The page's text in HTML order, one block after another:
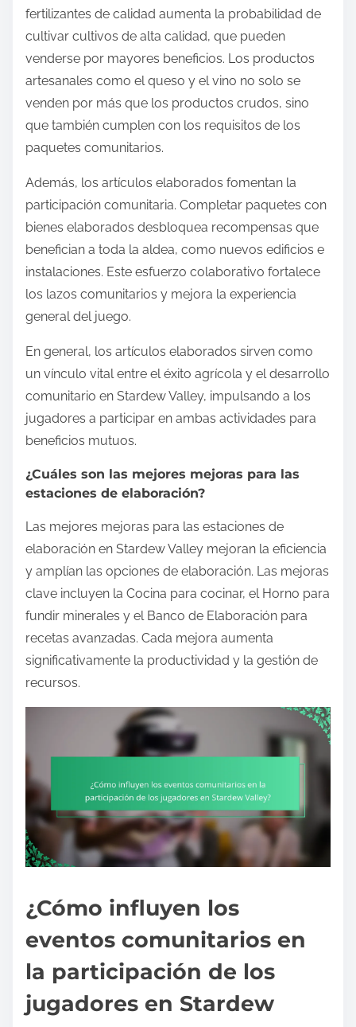
fertilizantes de calidad aumenta la probabilidad de
cultivar cultivos de alta calidad, que pueden
venderse por mayores beneficios. Los productos
artesanales como el queso y el vino no solo se
venden por más que los productos crudos, sino
que también cumplen con los requisitos de los
paquetes comunitarios.
Además, los artículos elaborados fomentan la
participación comunitaria. Completar paquetes con
bienes elaborados desbloquea recompensas que
benefician a toda la aldea, como nuevos edificios e
instalaciones. Este esfuerzo colaborativo fortalece
los lazos comunitarios y mejora la experiencia
general del juego.
En general, los artículos elaborados sirven como
un vínculo vital entre el éxito agrícola y el desarrollo
comunitario en Stardew Valley, impulsando a los
jugadores a participar en ambas actividades para
beneficios mutuos.
¿Cuáles son las mejores mejoras para las
estaciones de elaboración?
Las mejores mejoras para las estaciones de
elaboración en Stardew Valley mejoran la eficiencia
y amplían las opciones de elaboración. Las mejoras
clave incluyen la Cocina para cocinar, el Horno para
fundir minerales y el Banco de Elaboración para
recetas avanzadas. Cada mejora aumenta
significativamente la productividad y la gestión de
recursos.
¿Cómo influyen los
eventos comunitarios en
la participación de los
jugadores en Stardew